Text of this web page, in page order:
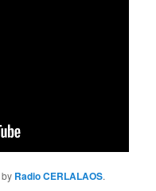
by Radio CERLALAOS.